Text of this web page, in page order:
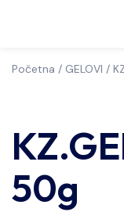
Početna / GELOVI /
50g